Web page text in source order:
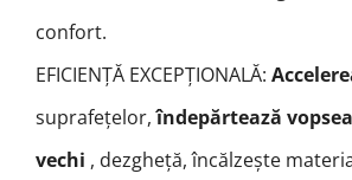
confort.
EFICIENȚĂ EXCEPȚIONALĂ:
suprafețelor,îndepărtează
vechi , dezgheță, încălzește